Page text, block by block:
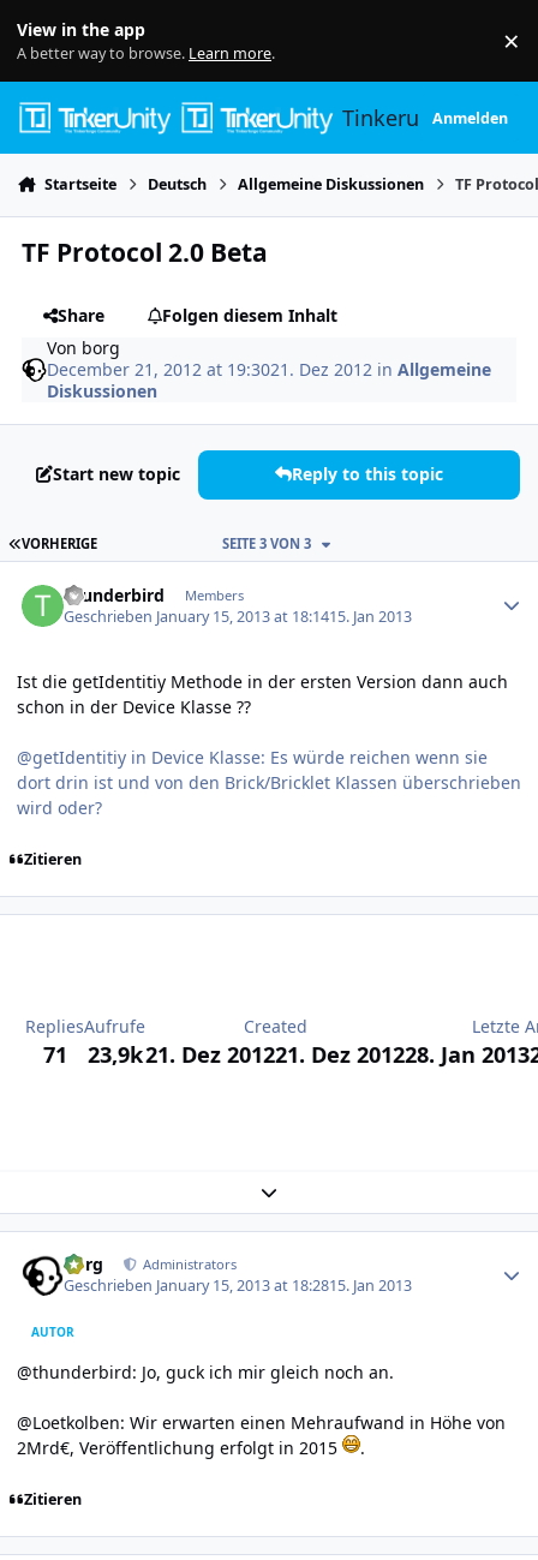
View in the app
A better way to browse. Learn more. ×
TinkerunityAnmelden
Startseite Deutsch Allgemeine Diskussionen TF
TF Protocol 2.0 Beta
Share
Folgen diesem Inhalt
Von borg
December 21, 2012 at 19:3021. Dez 2012 inAllgemeine
Diskussionen
Start new topic Reply to this topic
ERSTE SEITE
VORHERIGE SEITE 3 VON 3
thunderbird Members
Geschrieben January 15, 2013 at 18:1415. Jan 2013
Ist die getIdentitiy Methode in der ersten Version dann auch
schon in der Device Klasse ??
@getIdentitiy in Device Klasse: Es würde reichen wenn sie
dort drin ist und von den Brick/Bricklet Klassen überschrieben
wird oder?
Zitieren
Replies
71
Aufrufe
23,9k
Created
21. Dez 201221. Dez 2012
Letzte
28. Jan 2013
Expand topic overview
borg Administrators
Geschrieben January 15, 2013 at 18:2815. Jan 2013
AUTOR
@thunderbird: Jo, guck ich mir gleich noch an.
@Loetkolben: Wir erwarten einen Mehraufwand in Höhe von
2Mrd€, Veröffentlichung erfolgt in 2015
.
Zitieren